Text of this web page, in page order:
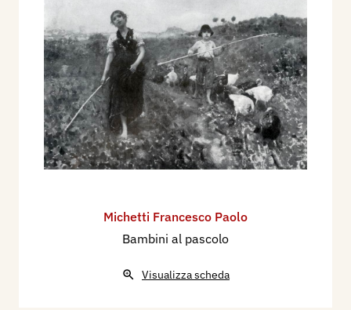
Michetti Francesco Paolo
Bambini al pascolo
Visualizza scheda